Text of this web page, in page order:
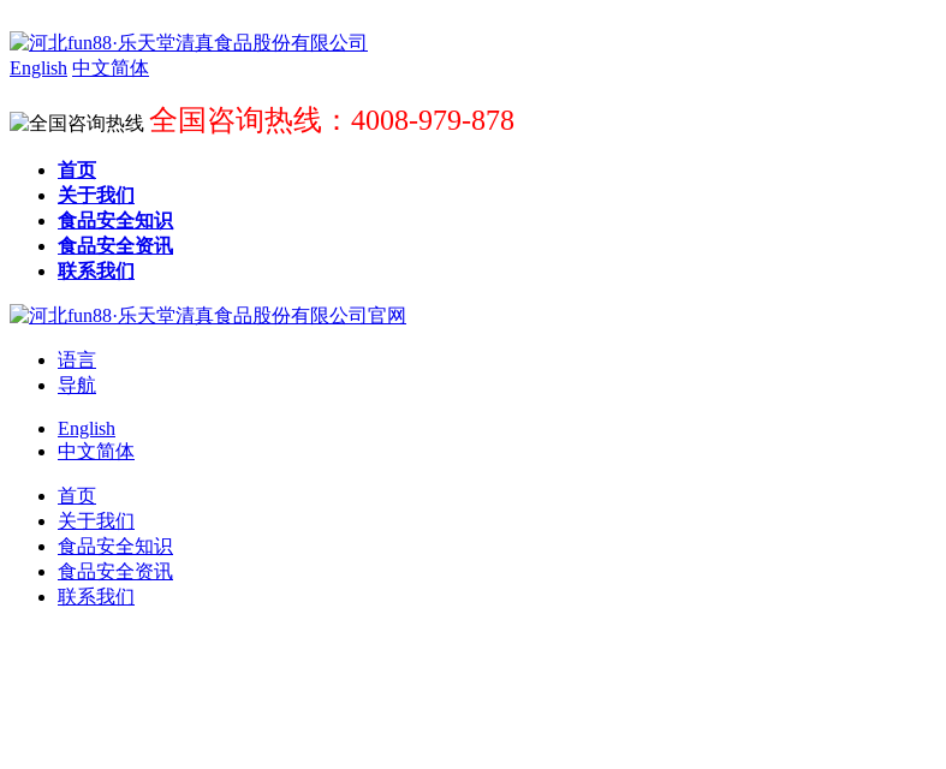
English 中文简体
全国咨询热线：4008-979-878
首页
关于我们
食品安全知识
食品安全资讯
联系我们
语言
导航
English
中文简体
首页
关于我们
食品安全知识
食品安全资讯
联系我们